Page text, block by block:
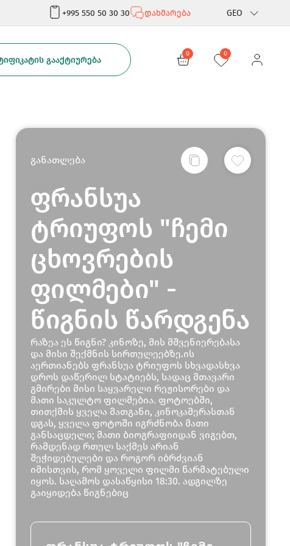
+995 550 50 30 30 დახმარება GEO
Rus
ᲒᲐᲐᲥᲢᲘᲣᲠᲔᲑᲐ
0 0
განათლება
ფრანსუა
ტრიუფოს "ჩემი
ცხოვრების
ფილმები" -
წიგნის წარდგენა
რაზეა ეს წიგნი? კინოზე, მის მშვენიერებასა
და მისი შექმნის სირთულეებზე.ის
აერთიანებს ფრანსუა ტრიუფოს სხვადასხვა
დროს დაწერილ სტატიებს, სადაც მთავარი
გმირები მისი საყვარელი რეჟისორები და
მათი საკულტო ფილმებია. ფოტოებში,
თითქმის ყველა მათგანი, კინოკამერასთან
დგას, ყველა ფოტოში იგრძნობა მათი
განსაცდელი; მათი ბიოგრაფიიდან ვიგებთ,
რამდენად რთულ საქმეს არიან
შეჭიდებულები და როგორ იბრძვიან
იმისთვის, რომ ყოველი ფილმი წარმატებული
იყოს. საღამოს დასაწყისი 18:30. ადგილზე
გაიყიდება წიგნებიც